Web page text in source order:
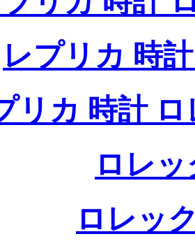
レプリカ 時
リカ 時計
ロレ
ロレッ